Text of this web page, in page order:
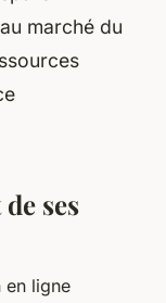
marché du
ses
en ligne